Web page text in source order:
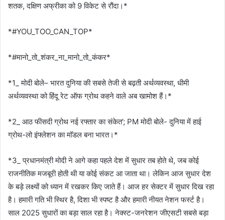
शतक, दक्षिण अफ्रीका को 9 विकेट से रौंदा।*
*#YOU_TOO_CAN_TOP*
*#मानो_तो_शंकर_ना_मानो_तो_कंकर*
*1_ मोदी बोले– भारत दुनिया की सबसे तेजी से बढ़ती अर्थव्यवस्था, धीमी
अर्थव्यवस्था को हिंदू रेट ऑफ ग्रोथ कहने वाले अब खामोश हैं।*
*2_ आठ फीसदी ग्रोथ नई रफ्तार का संकेत’; PM मोदी बोले- दुनिया में हाई
ग्रोथ-लो इंफ्लेशन का मॉडल बना भारत।*
*3_ प्रधानमंत्री मोदी ने आगे कहा पहले देश में सुधार तब होते थे, जब कोई
राजनीतिक मजबूरी होती थी या कोई संकट आ जाता था। लेकिन आज सुधार देश
के बड़े लक्ष्यों को ध्यान में रखकर किए जाते हैं। आज हर सेक्टर में सुधार दिख रहा
है। हमारी गति भी स्थिर है, दिशा भी स्पष्ट है और हमारी नीयत नेशन फर्स्ट है।
साल 2025 सुधारों का बड़ा साल रहा है। नेक्स्ट-जनरेशन जीएसटी सबसे बड़ा